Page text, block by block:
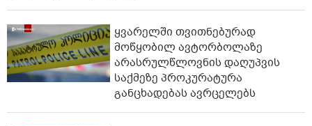
ყვარელში თვითნებურად
მოწყობილ ავტორბოლაზე
არასრულწლოვნის დაღუპვის
საქმეზე პროკურატურა
განცხადებას ავრცელებს